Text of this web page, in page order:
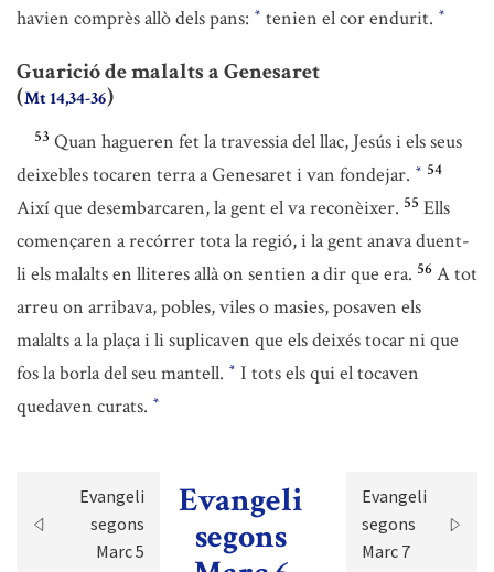
havien comprès allò dels pans: * tenien el cor endurit. *
Guarició de malalts a Genesaret
(Mt 14,34-36)
53 Quan hagueren fet la travessia del llac, Jesús i els seus
deixebles tocaren terra a Genesaret i van fondejar. * 54
Així que desembarcaren, la gent el va reconèixer. 55 Ells
començaren a recórrer tota la regió, i la gent anava duent-
li els malalts en lliteres allà on sentien a dir que era. 56 A tot
arreu on arribava, pobles, viles o masies, posaven els
malalts a la plaça i li suplicaven que els deixés tocar ni que
fos la borla del seu mantell. * I tots els qui el tocaven
quedaven curats. *
Evangeli
segons
Marc 5
Evangeli
segons
Evangeli
segons
Marc 7